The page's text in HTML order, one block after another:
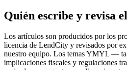
Quién escribe y revisa
Los artículos son producidos por los
licencia de LendCity y revisados por
nuestro equipo. Los temas YMYL —
implicaciones fiscales y regulaciones